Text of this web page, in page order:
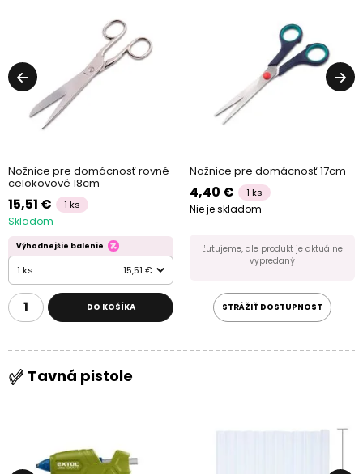
Nožnice pre domácnosť rovné
celokovové 18cm
15,51 € 1 ks
Skladom
Výhodnejšie balenie
1 ks 15,51 €
DO KOŠÍKA
Nožnice pre domácnosť 17cm
4,40 € 1 ks
Nie je skladom
Ľutujeme, ale produkt je aktuálne
vypredaný
STRÁŽIŤ DOSTUPNOST
Tavná pistole